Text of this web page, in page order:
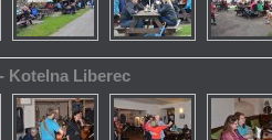
Kotelna Liberec